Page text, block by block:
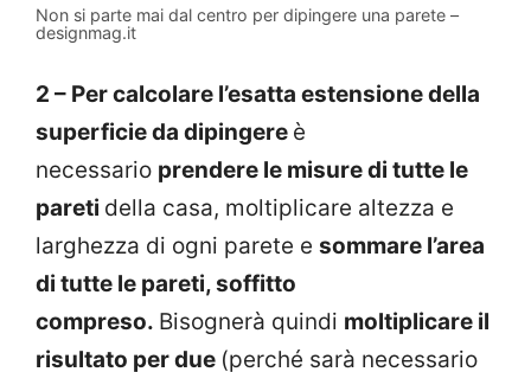
Non si parte mai dal centro per dipingere una parete –
designmag.it
2 – Per calcolare l’esatta estensione della
superficie da dipingere è
necessario prendere le misure di tutte le
pareti della casa, moltiplicare altezza e
larghezza di ogni parete e sommare l’area
di tutte le pareti, soffitto
compreso. Bisognerà quindi moltiplicare il
risultato per due (perché sarà necessario